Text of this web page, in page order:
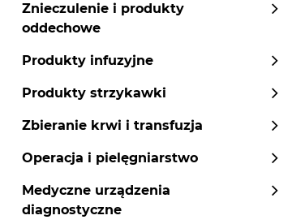
Znieczulenie i produkty
oddechowe
Produkty infuzyjne
Produkty strzykawki
Zbieranie krwi i transfuzja
Operacja i pielęgniarstwo
Medyczne urządzenia
diagnostyczne